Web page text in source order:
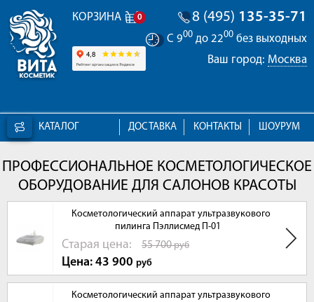
КОРЗИНА 0 8 (495) 135-35-71
С 900 до 2200 без выходных
Ваш город: Москва
КАТАЛОГ ШОУРУМ
КОНТАКТЫ
ДОСТАВКА
ПРОФЕССИОНАЛЬНОЕ КОСМЕТОЛОГИЧЕСКОЕ
ОБОРУДОВАНИЕ ДЛЯ САЛОНОВ КРАСОТЫ
Косметологический аппарат ультразвукового
пилинга Пэллисмед П-01
Cтарая цена: 55 700руб
Цена: 43 900 руб
Косметологический аппарат ультразвукового